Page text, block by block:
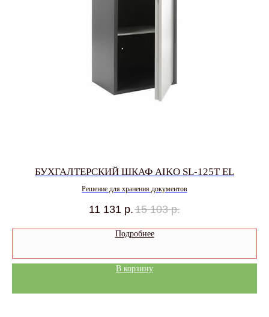
БУХГАЛТЕРСКИЙ ШКАФ AIKO SL-125T EL
Решение для хранения документов
11 131 р. 15 103 р.
Подробнее
В корзину